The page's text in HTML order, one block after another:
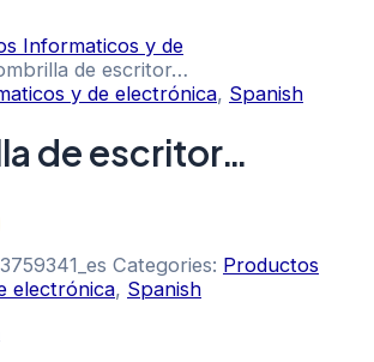
Informaticos y de
de escritor…
y de electrónica, Spanish
de escritor…
Categories: Productos
electrónica, Spanish